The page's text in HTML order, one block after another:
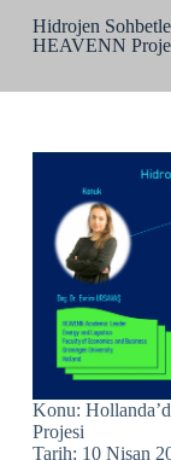
Hidrojen
HEAVENN
Konu:
Projesi
Tarih: 10 Nisan